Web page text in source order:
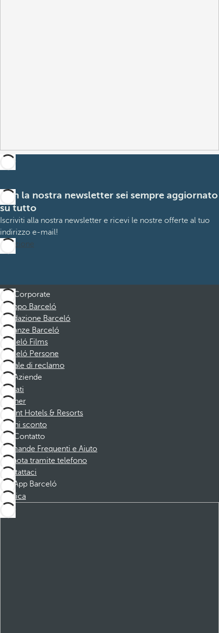
Con la nostra newsletter sei sempre aggiornato
su tutto
Iscriviti alla nostra newsletter e ricevi le nostre offerte al tuo
indirizzo e-mail!
Iscrizione
Corporate
Gruppo Barceló
Fondazione Barceló
Vacanze Barceló
Barceló Films
Barceló Persone
Canale di reclamo
Aziende
Affiliati
Partner
Dorint Hotels & Resorts
Buoni sconto
Contatto
Domande Frequenti e Aiuto
Prenota tramite telefono
Contattaci
App Barceló
Scarica